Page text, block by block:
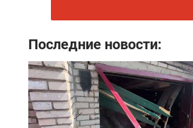
Последние новости: